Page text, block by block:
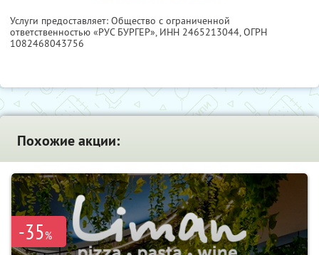
Услуги предоставляет: Общество с ограниченной
ответственностью «РУС БУРГЕР», ИНН 2465213044, ОГРН
1082468043756
Похожие акции:
-35%